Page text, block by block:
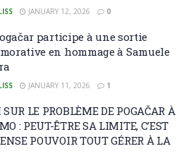
JANUARY 12, 2026 0
participe à une sortie
en hommage à Samuele
JANUARY 11, 2026 1
LE PROBLÈME DE POGAČAR À
: PEUT-ÊTRE SA LIMITE, C’EST
POUVOIR TOUT GÉRER À LA